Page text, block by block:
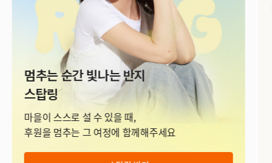
아이들을 지키는 하루팔찌
아이들을 지키는 하루팔찌로
손목 위 선한 영향력을 보여주세요.